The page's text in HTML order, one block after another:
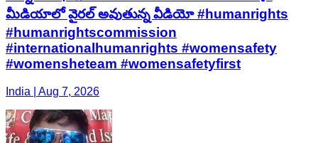
మీడియాలో వైరల్ అవుతున్న వీడియో #humanrights
#humanrightscommission
#internationalhumanrights #womensafety
#womensheteam #womensafetyfirst
India | Aug 7, 2026